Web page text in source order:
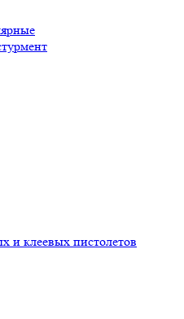
и клеевых пистолетов